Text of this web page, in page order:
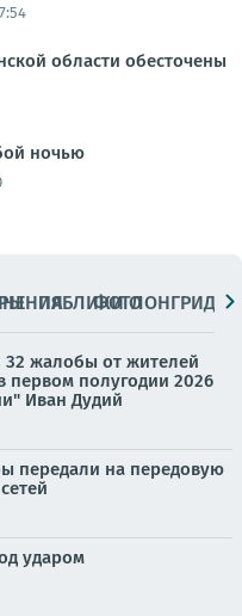
области обесточены
ночью
ПАБЛИКИ
ФОТОЛОНГРИДЫ
32 жалобы от жителей
первом полугодии 2026
Иван Дудий
передали на передовую
ударом